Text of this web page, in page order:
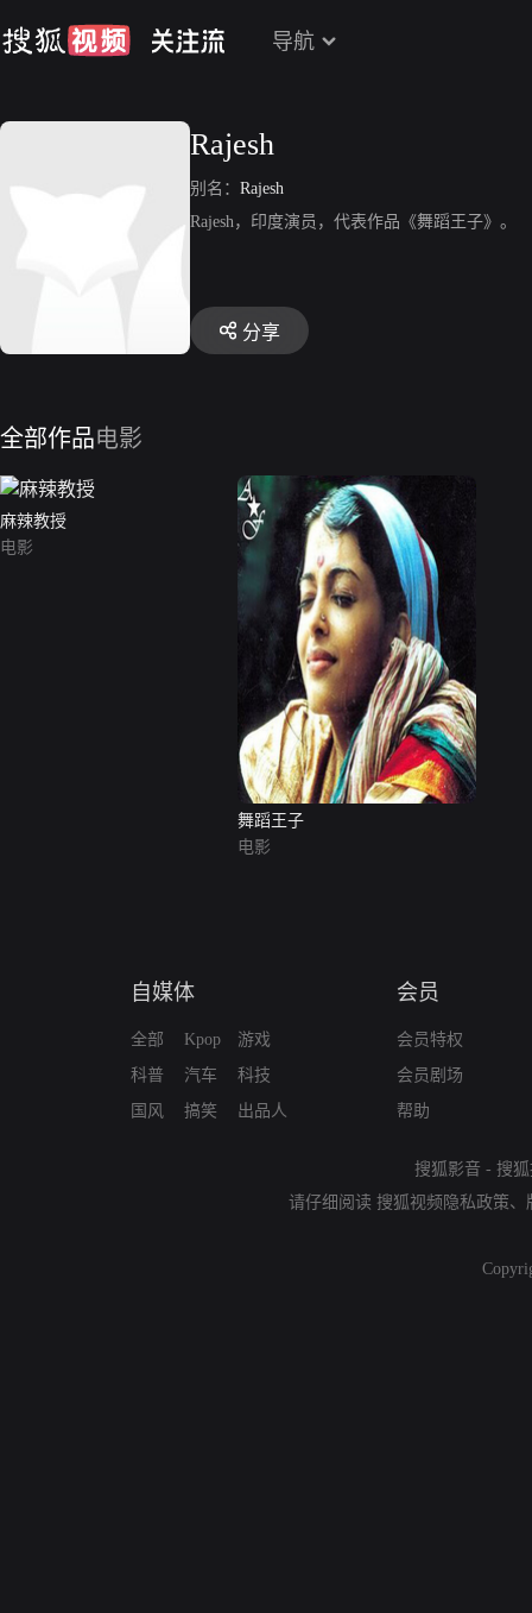
导航
Rajesh
别名： Rajesh
Rajesh，印度演员，代表作品《舞蹈王子》。
分享
全部作品电影
麻辣教授
电影
舞蹈王子
电影
自媒体
全部
科普
国风
Kpop
汽车
搞笑
游戏
科技
出品人
会员
会员特权
会员剧场
帮助
搜狐影音 - 搜
请仔细阅读 搜狐视频隐私政策、